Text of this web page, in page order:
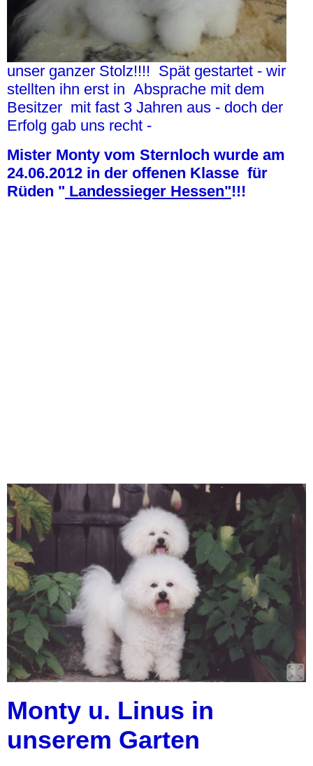
unser ganzer Stolz!!!! Spät gestartet - wir
stellten ihn erst in Absprache mit dem
Besitzer mit fast 3 Jahren aus - doch der
Erfolg gab uns recht -
Mister Monty vom Sternloch wurde am
24.06.2012 in der offenen Klasse für
Rüden " Landessieger Hessen"!!!
Monty u. Linus in
unserem Garten